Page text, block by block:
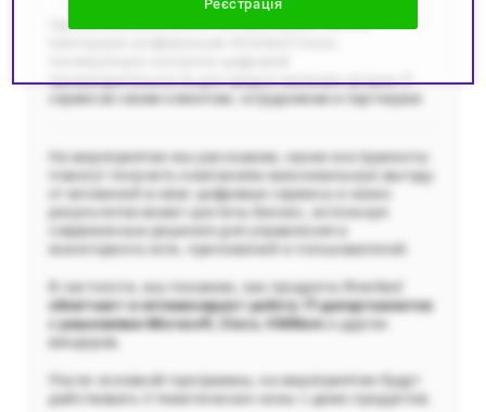
Реєстрація
Группа компаний БАКОТЕК приглашает на 4-ю
производительности для предоставления лучших IT-
сервисов своим клиентам, сотрудникам и партнерам
На мероприятии мы расскажем, какие инструменты
помогут получить компаниям максимальную выгоду
от вложений в свои цифровые сервисы и каких
результатов может достичь бизнес, используя
современные решения для управления и
мониторинга сети, приложений и пользователей.
В частности, мы покажем, как продукты Riverbed
облегчают и оптимизируют работу IT-департаментов
с решениями Microsoft, Cisco, VMWare
и других
вендоров.
После основной программы, на мероприятии будут
действовать 3 тематических зоны с демо продуктов: